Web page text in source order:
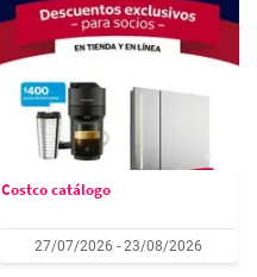
Costco catálogo
27/07/2026 - 23/08/2026